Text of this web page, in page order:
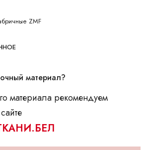
ZMF
материал?
материала рекомендуем